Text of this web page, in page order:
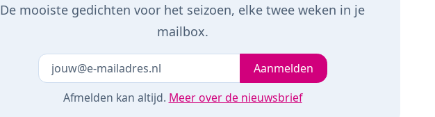
De mooiste gedichten voor het seizoen, elke twee weken in je
mailbox.
Laat dit veld leeg Je e-mailadresAanmelden
Afmelden kan altijd. Meer over de nieuwsbrief